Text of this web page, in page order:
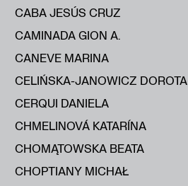
CABA JESÚS CRUZ
CAMINADA GION A.
CANEVE MARINA
CELIŃSKA-JANOWICZ DOROTA
CERQUI DANIELA
CHMELINOVÁ KATARÍNA
CHOMĄTOWSKA BEATA
CHOPTIANY MICHAŁ